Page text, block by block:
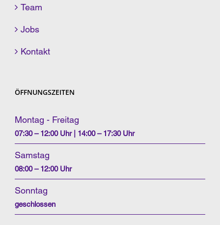
Team
Jobs
Kontakt
ÖFFNUNGSZEITEN
Montag - Freitag
07:30 – 12:00 Uhr | 14:00 – 17:30 Uhr
Samstag
08:00 – 12:00 Uhr
Sonntag
geschlossen